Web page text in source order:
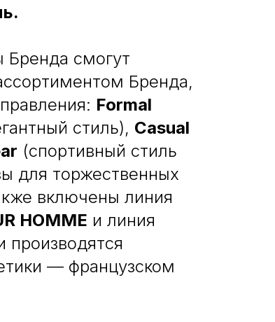
Бренда смогут
Бренда,
Formal
стиль), Casual
(спортивный стиль
для торжественных
включены линия
HOMME и линия
производятся
— французском